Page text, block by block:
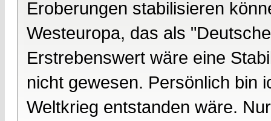
Eroberungen stabilisieren
Westeuropa, das als
Erstrebenswert wäre eine
nicht gewesen. Persönlich bin
Weltkrieg entstanden wäre.